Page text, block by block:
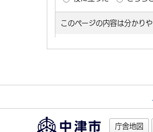
庁舎地図